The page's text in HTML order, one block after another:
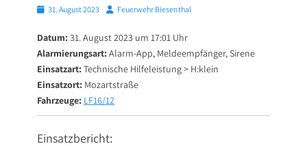
Posted31. August 2023 AutorFeuerwehr Biesenthal
Datum: 31. August 2023 um 17:01 Uhr
Alarmierungsart: Alarm-App, Meldeempfänger, Sirene
Einsatzart: Technische Hilfeleistung > H:klein
Einsatzort: Mozartstraße
Fahrzeuge: LF16/12
Einsatzbericht: